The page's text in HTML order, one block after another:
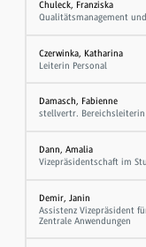
Chuleck, Franziska
Qualitätsmanagement
Czerwinka, Katharina
Leiterin Personal
Damasch, Fabienne
stellvertr. Bereichsleiterin
Dann, Amalia
Vizepräsidentschaft im
Demir, Janin
Assistenz Vizepräsident
Zentrale Anwendungen